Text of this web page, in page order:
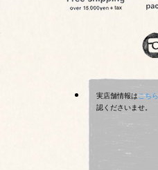
実店舗情報はこちら
認くださいませ。